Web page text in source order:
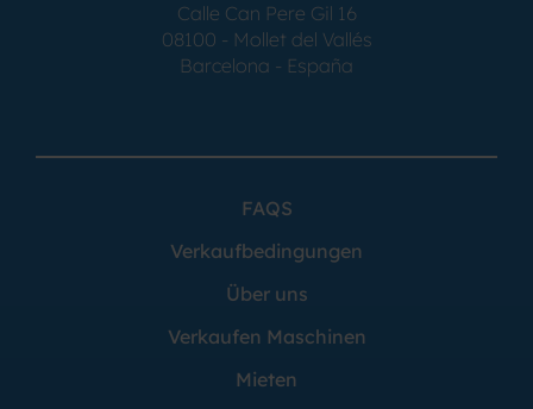
Calle Can Pere Gil 16
08100 - Mollet del Vallés
Barcelona - España
FAQS
Verkaufbedingungen
Über uns
Verkaufen Maschinen
Mieten